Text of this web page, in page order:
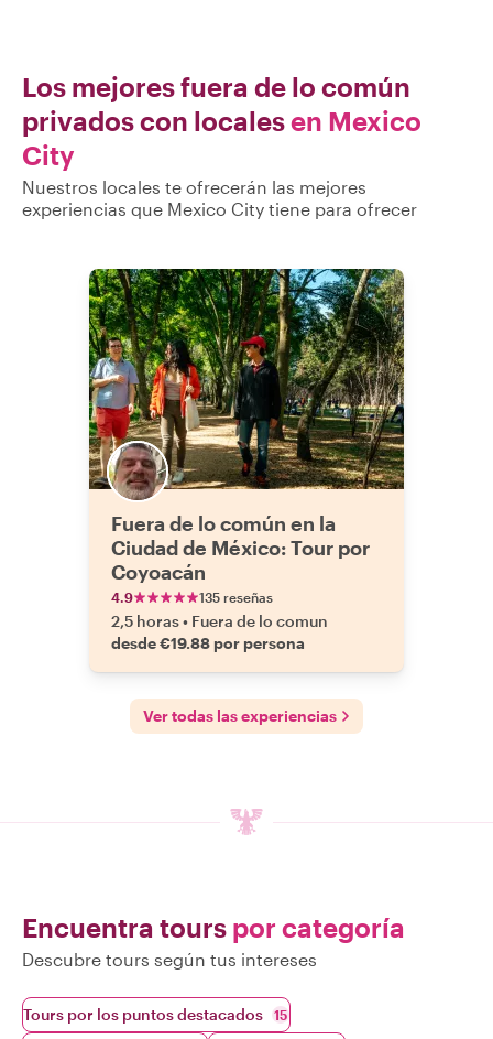
Los mejores fuera de lo común
privados con localesen Mexico
City
Nuestros locales te ofrecerán las mejores
experiencias que Mexico City tiene para ofrecer
Fuera de lo común en la
Ciudad de México: Tour por
Coyoacán
4.9 135 reseñas
2,5 horas• Fuera de lo comun
desde €19.88 por persona
Ver todas las experiencias
Encuentra tours por categoría
Descubre tours según tus intereses
Tours por los puntos destacados 15